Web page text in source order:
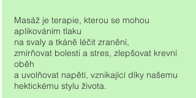
Masáž je terapie, kterou se mohou
aplikováním tlaku
na svalya tkáně léčit zranění,
zmírňovat bolesti a stres, zlepšovat krevní
oběh
a uvolňovat napětí, vznikající díky našemu
hektickému stylu života.